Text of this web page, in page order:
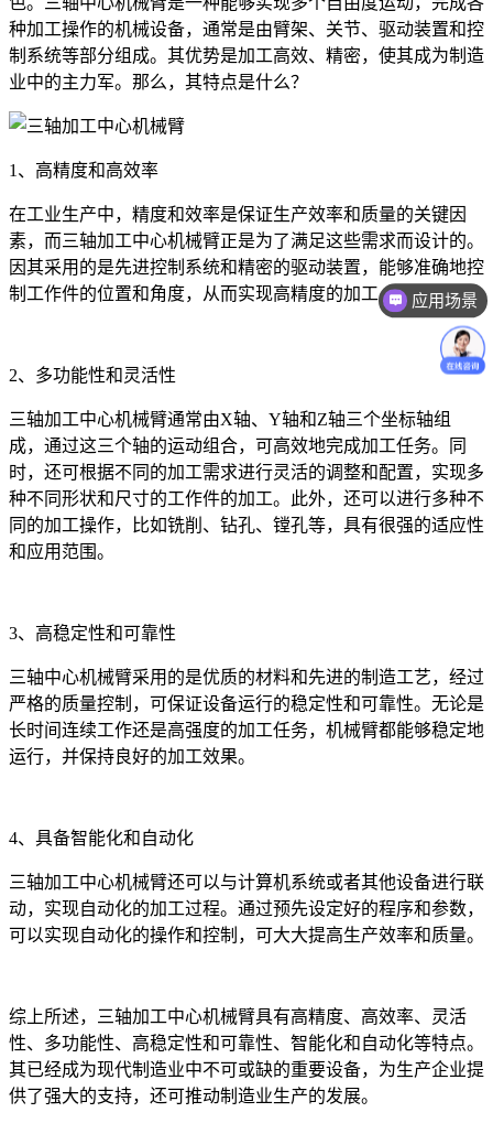
种加工操作的机械设备，通常是由臂架、关节、驱动装置和控
制系统等部分组成。其优势是加工高效、精密，使其成为制造
业中的主力军。那么，其特点是什么？
1、高精度和高效率
在工业生产中，精度和效率是保证生产效率和质量的关键因
素，而三轴加工中心机械臂正是为了满足这些需求而设计的。
因其采用的是先进控制系统和精密的驱动装置，能够准确地控
制工作件的位置和角度，从而实现高精度的加工。
2、多功能性和灵活性
三轴加工中心机械臂通常由X轴、Y轴和Z轴三个坐标轴组
成，通过这三个轴的运动组合，可高效地完成加工任务。同
时，还可根据不同的加工需求进行灵活的调整和配置，实现多
种不同形状和尺寸的工作件的加工。此外，还可以进行多种不
同的加工操作，比如铣削、钻孔、镗孔等，具有很强的适应性
和应用范围。
3、高稳定性和可靠性
三轴中心机械臂采用的是优质的材料和先进的制造工艺，经过
严格的质量控制，可保证设备运行的稳定性和可靠性。无论是
长时间连续工作还是高强度的加工任务，机械臂都能够稳定地
运行，并保持良好的加工效果。
4、具备智能化和自动化
三轴加工中心机械臂还可以与计算机系统或者其他设备进行联
动，实现自动化的加工过程。通过预先设定好的程序和参数，
可以实现自动化的操作和控制，可大大提高生产效率和质量。
综上所述，三轴加工中心机械臂具有高精度、高效率、灵活
性、多功能性、高稳定性和可靠性、智能化和自动化等特点。
其已经成为现代制造业中不可或缺的重要设备，为生产企业提
供了强大的支持，还可推动制造业生产的发展。
应用场景